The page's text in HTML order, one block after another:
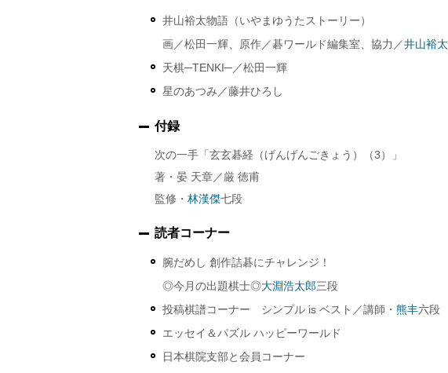
井山裕太物語（いやまゆうたストーリー）
画／松田一輝、原作／碁ワールド編集室、協力／井山裕太
天棋─TENKI─／松田一輝
星のあつみ／藤井ひろし
付録
次の一手「玄玄碁経（げんげんごきょう）（3）」
著・晏 天章／厳 徳甫
監修・ 林漢傑七段
読者コーナー
腕だめし 創作詰碁にチャレンジ！
◎今月の出題棋士◎大淵浩太郎三段
投稿棋譜コーナー シンプル is ベスト／講師・ 熊丰六段
エッセイ＆パズル ハッピーワールド
日本棋院支部と会員コーナー